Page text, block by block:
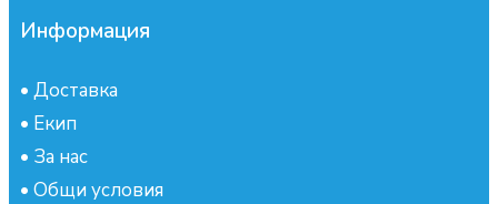
Информация
• Доставка
• Екип
• За нас
• Общи условия